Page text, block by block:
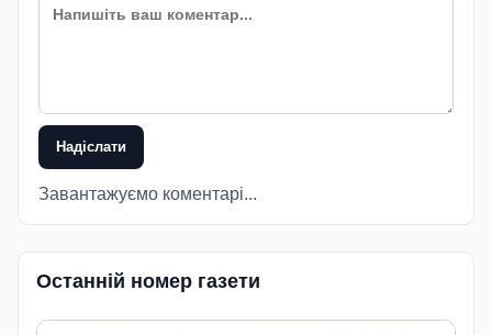
Надіслати
Завантажуємо коментарі...
Останній номер газети